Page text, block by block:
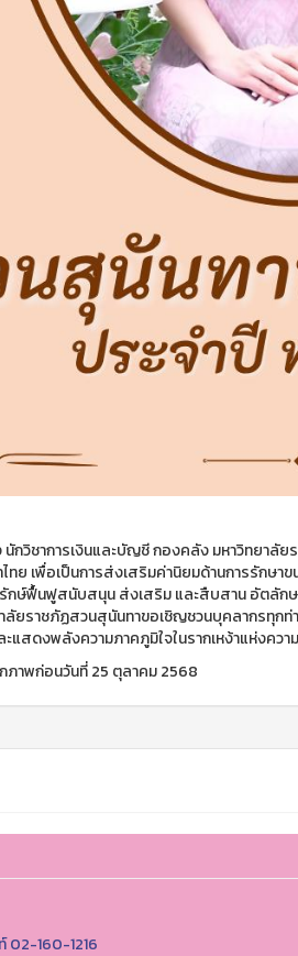
นักวิชาการเงินและบัญชี กองคลัง มหาวิทยา
ทย เพื่อเป็นการส่งเสริมค่านิยมด้านการรัก
กษ์ฟื้นฟูสนับสนุน ส่งเสริม และสืบสาน อัตลัก
ลัยราชภัฏสวนสุนันทาขอเชิญชวนบุคลากรทุ
สดงพลังความภาคภูมิใจในรากเหง้าแห่งควา
ภาพก่อนวันที่ 25 ตุลาคม 2568
02-160-1216